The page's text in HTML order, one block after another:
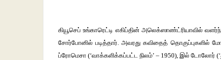
கியூசெப் உங்காரெட்டி எகிப்தின் அலெக்ஸாண்ட்ரியாவில்
சோர்போனில் படித்தார். அவரது கவிதைத் தொகுப்புகளில்
ப்ரோமெசா (‘வாக்களிக்கப்பட்ட நிலம்’ – 1950), இல் டோலோர்